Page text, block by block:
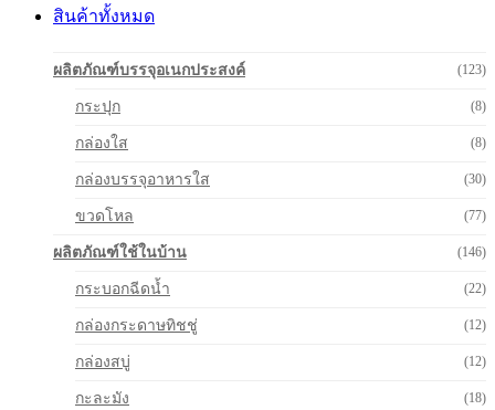
สินค้าทั้งหมด
ผลิตภัณฑ์บรรจุอเนกประสงค์ (123)
กระปุก (8)
กล่องใส (8)
กล่องบรรจุอาหารใส (30)
ขวดโหล (77)
ผลิตภัณฑ์ใช้ในบ้าน (146)
กระบอกฉีดน้ำ (22)
กล่องกระดาษทิชชู่ (12)
กล่องสบู่ (12)
กะละมัง (18)